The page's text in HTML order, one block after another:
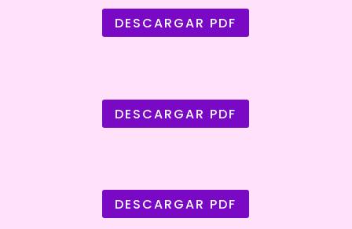
DESCARGAR PDF
DESCARGAR PDF
DESCARGAR PDF